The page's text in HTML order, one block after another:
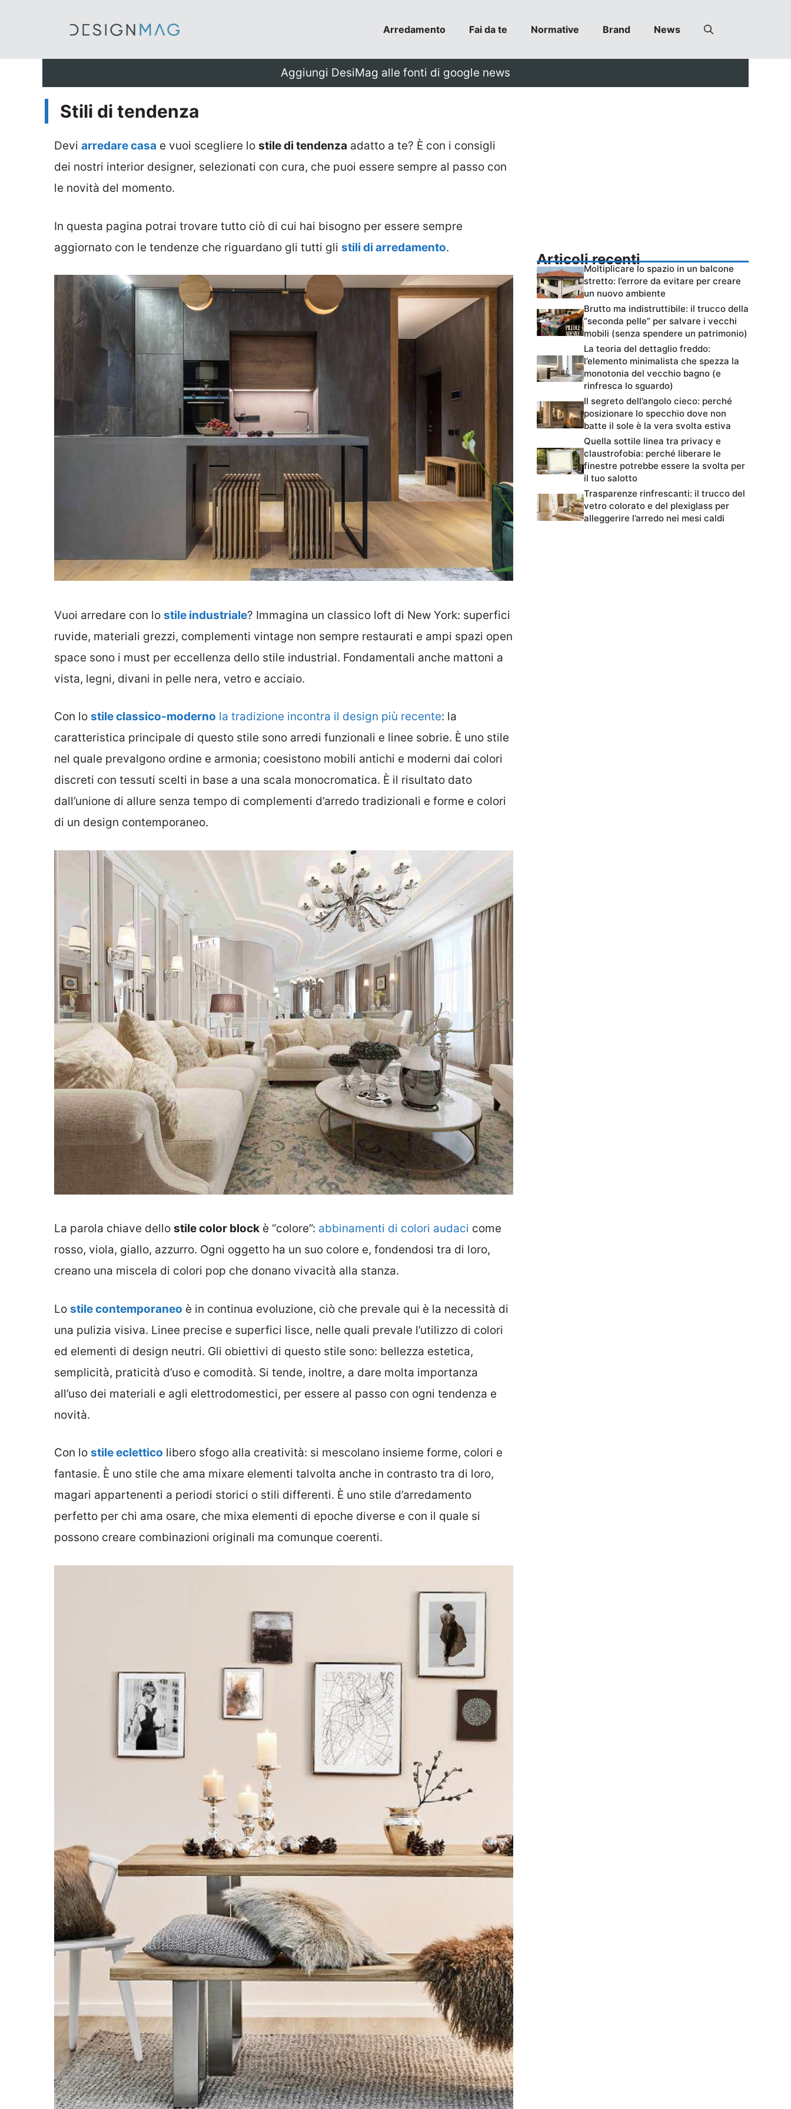
Arredamento Fai da te Normative Brand News
Aggiungi DesiMag alle fonti di google news
Stili di tendenza
Devi arredare casa e vuoi scegliere lo stile di tendenza adatto a te? È con i consigli
dei nostri interior designer, selezionati con cura, che puoi essere sempre al passo con
le novità del momento.
In questa pagina potrai trovare tutto ciò di cui hai bisogno per essere sempre
aggiornato con le tendenze che riguardano gli tutti gli stili di arredamento.
Vuoi arredare con lo stile industriale? Immagina un classico loft di New York: superfici
ruvide, materiali grezzi, complementi vintage non sempre restaurati e ampi spazi open
space sono i must per eccellenza dello stile industrial. Fondamentali anche mattoni a
vista, legni, divani in pelle nera, vetro e acciaio.
Con lo stile classico-moderno la tradizione incontra il design più recente: la
caratteristica principale di questo stile sono arredi funzionali e linee sobrie. È uno stile
nel quale prevalgono ordine e armonia; coesistono mobili antichi e moderni dai colori
discreti con tessuti scelti in base a una scala monocromatica. È il risultato dato
dall’unione di allure senza tempo di complementi d’arredo tradizionali e forme e colori
di un design contemporaneo.
La parola chiave dello stile color block è “colore”: abbinamenti di colori audaci come
rosso, viola, giallo, azzurro. Ogni oggetto ha un suo colore e, fondendosi tra di loro,
creano una miscela di colori pop che donano vivacità alla stanza.
Lo stile contemporaneo è in continua evoluzione, ciò che prevale qui è la necessità di
una pulizia visiva. Linee precise e superfici lisce, nelle quali prevale l’utilizzo di colori
ed elementi di design neutri. Gli obiettivi di questo stile sono: bellezza estetica,
semplicità, praticità d’uso e comodità. Si tende, inoltre, a dare molta importanza
all’uso dei materiali e agli elettrodomestici, per essere al passo con ogni tendenza e
novità.
Con lo stile eclettico libero sfogo alla creatività: si mescolano insieme forme, colori e
fantasie. È uno stile che ama mixare elementi talvolta anche in contrasto tra di loro,
magari appartenenti a periodi storici o stili differenti. È uno stile d’arredamento
perfetto per chi ama osare, che mixa elementi di epoche diverse e con il quale si
possono creare combinazioni originali ma comunque coerenti.
Articoli recenti
Moltiplicare lo spazio in un balcone
stretto: l’errore da evitare per creare
un nuovo ambiente
Brutto ma indistruttibile: il trucco della
“seconda pelle” per salvare i vecchi
mobili (senza spendere un patrimonio)
La teoria del dettaglio freddo:
l’elemento minimalista che spezza la
monotonia del vecchio bagno (e
rinfresca lo sguardo)
Il segreto dell’angolo cieco: perché
posizionare lo specchio dove non
batte il sole è la vera svolta estiva
Quella sottile linea tra privacy e
claustrofobia: perché liberare le
finestre potrebbe essere la svolta per
il tuo salotto
Trasparenze rinfrescanti: il trucco del
vetro colorato e del plexiglass per
alleggerire l’arredo nei mesi caldi